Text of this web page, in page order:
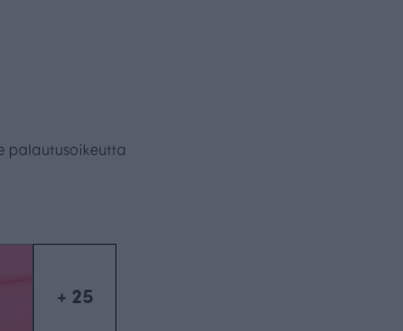
palautusoikeutta
+ 25